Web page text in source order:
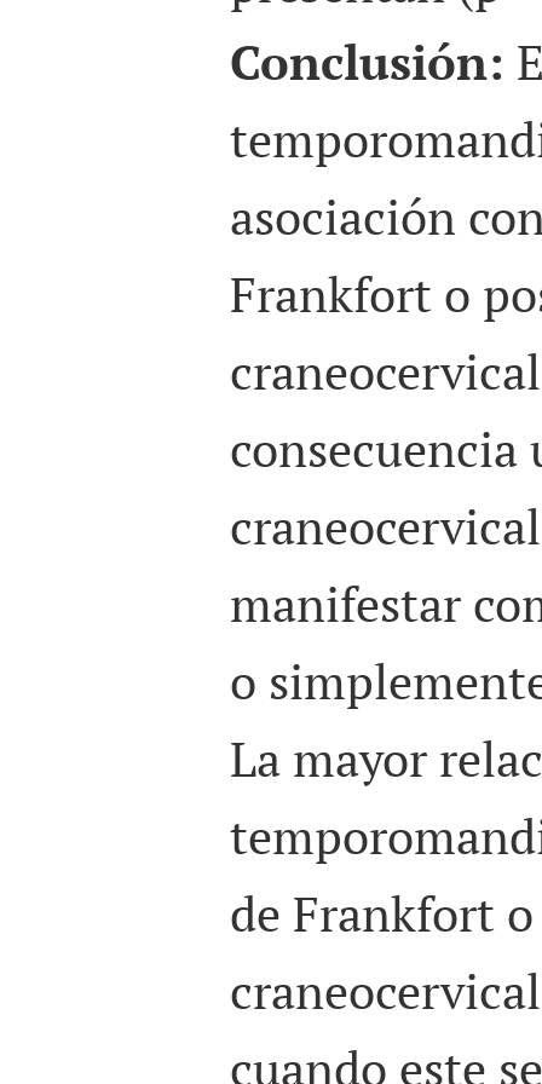
Conclusión:
asociación
Frankfort o
manifestar
o
La mayor
de Frankfort
cuando este